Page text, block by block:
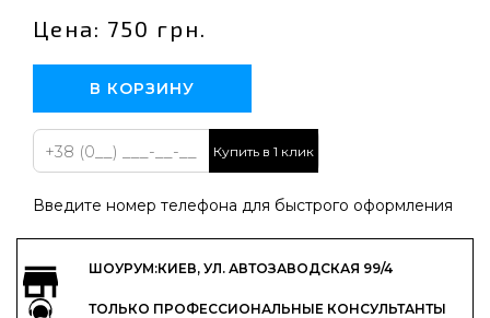
Цена: 750 грн.
В КОРЗИНУ
Купить в 1 клик
Введите номер телефона для быстрого оформления
ШОУРУМ:КИЕВ, УЛ. АВТОЗАВОДСКАЯ 99/4
ТОЛЬКО ПРОФЕССИОНАЛЬНЫЕ КОНСУЛЬТАНТЫ